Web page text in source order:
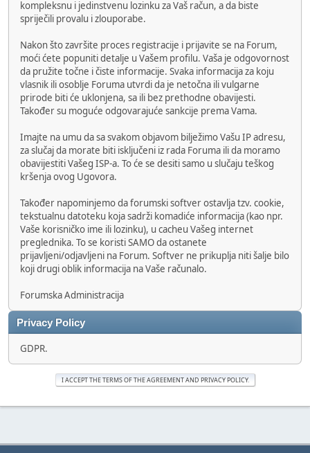
kompleksnu i jedinstvenu lozinku za Vaš račun, a da biste
spriječili provalu i zlouporabe.
Nakon što završite proces registracije i prijavite se na Forum,
moći ćete popuniti detalje u Vašem profilu. Vaša je odgovornost
da pružite točne i čiste informacije. Svaka informacija za koju
vlasnik ili osoblje Foruma utvrdi da je netočna ili vulgarne
prirode biti će uklonjena, sa ili bez prethodne obavijesti.
Također su moguće odgovarajuće sankcije prema Vama.
Imajte na umu da sa svakom objavom bilježimo Vašu IP adresu,
za slučaj da morate biti isključeni iz rada Foruma ili da moramo
obavijestiti Vašeg ISP-a. To će se desiti samo u slučaju teškog
kršenja ovog Ugovora.
Također napominjemo da forumski softver ostavlja tzv. cookie,
tekstualnu datoteku koja sadrži komadiće informacija (kao npr.
Vaše korisničko ime ili lozinku), u cacheu Vašeg internet
preglednika. To se koristi SAMO da ostanete
prijavljeni/odjavljeni na Forum. Softver ne prikuplja niti šalje bilo
koji drugi oblik informacija na Vaše računalo.
Forumska Administracija
Privacy Policy
GDPR.